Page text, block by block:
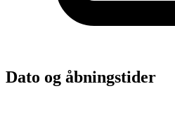
Dato og åbningstider